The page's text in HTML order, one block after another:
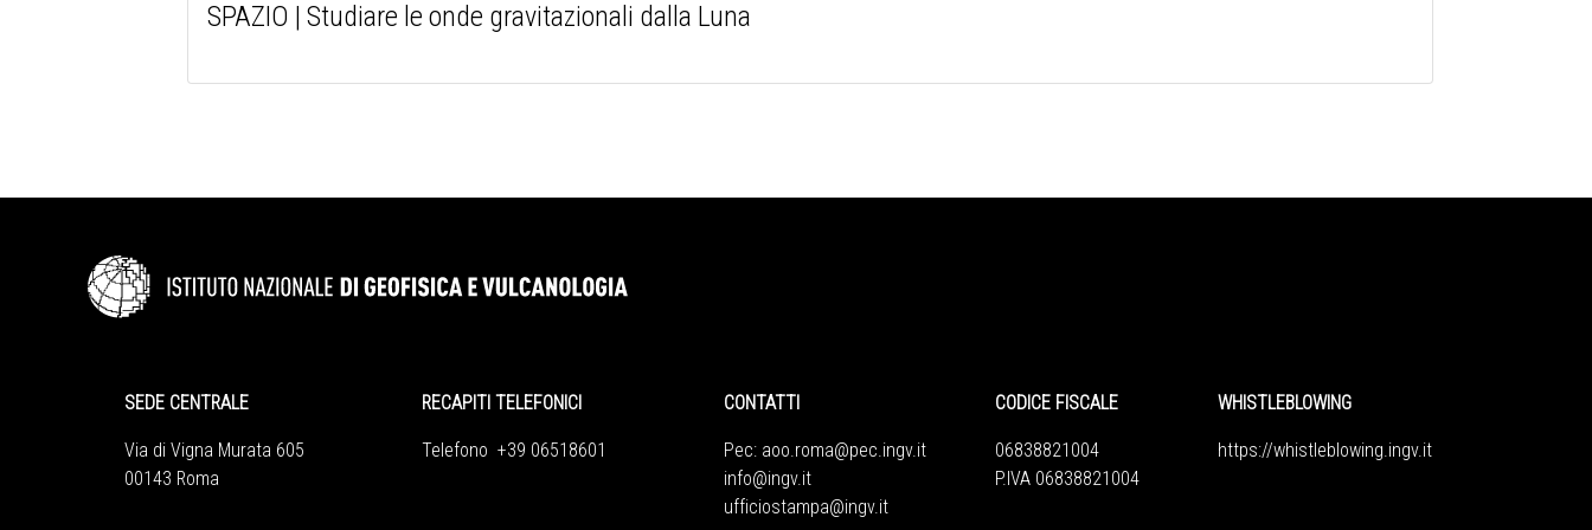
SPAZIO | Studiare le onde gravitazionali dalla Luna
SEDE CENTRALE
Via di Vigna Murata 605
00143 Roma
RECAPITI TELEFONICI
Telefono +39 06518601
CONTATTI
Pec: aoo.roma@pec.ingv.it
info@ingv.it
ufficiostampa@ingv.it
CODICE FISCALE
06838821004
P.IVA 06838821004
WHISTLEBLOWING
https://whistleblowing.ingv. it